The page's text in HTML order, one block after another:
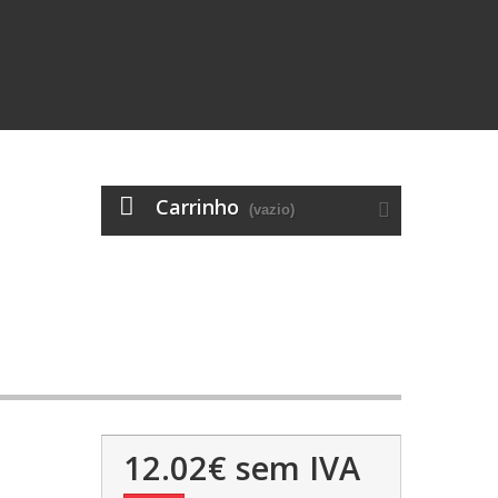
Carrinho (vazio)
12.02€ sem IVA